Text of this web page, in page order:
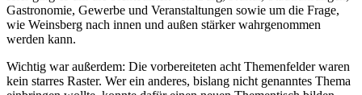
Gastronomie, Gewerbe und Veranstaltungen sowie um die Frage,
wie Weinsberg nach innen und außen stärker wahrgenommen
werden kann.
Wichtig war außerdem: Die vorbereiteten acht Themenfelder waren
kein starres Raster. Wer ein anderes, bislang nicht genanntes Thema